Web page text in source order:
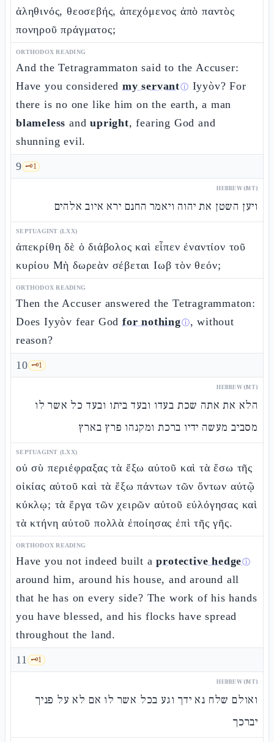
ἀληθινός, θεοσεβής, ἀπεχόμενος ἀπὸ παντὸς
πονηροῦ πράγματος;
ORTHODOX READING
And the Tetragrammaton said to the Accuser:
Have you consideredmy servantⓘ Iyyòv? For
there is no one like him on the earth, a man
blameless andupright, fearing God and
shunning evil.
9 🗝️1
HEBREW (MT)
ויען השטן את יהוה ויאמר החנם ירא איוב אלהים
SEPTUAGINT (LXX)
ἀπεκρίθη δὲ ὁ διάβολος καὶ εἶπεν ἐναντίον τοῦ
κυρίου Μὴ δωρεὰν σέβεται Ιωβ τὸν θεόν;
ORTHODOX READING
Then the Accuser answered the Tetragrammaton:
Does Iyyòv fear Godfor nothingⓘ, without
reason?
10 🗝️1
HEBREW (MT)
הלא את אתה שכת בעדו ובעד ביתו ובעד כל אשר לו
מסביב מעשה ידיו ברכת ומקנהו פרץ בארץ
SEPTUAGINT (LXX)
οὐ σὺ περιέφραξας τὰ ἔξω αὐτοῦ καὶ τὰ ἔσω τῆς
οἰκίας αὐτοῦ καὶ τὰ ἔξω πάντων τῶν ὄντων αὐτῷ
κύκλῳ; τὰ ἔργα τῶν χειρῶν αὐτοῦ εὐλόγησας καὶ
τὰ κτήνη αὐτοῦ πολλὰ ἐποίησας ἐπὶ τῆς γῆς.
ORTHODOX READING
Have you not indeed built aprotective hedgeⓘ
around him, around his house, and around all
that he has on every side? The work of his hands
you have blessed, and his flocks have spread
throughout the land.
11 🗝️1
HEBREW (MT)
ואולם שלח נא ידך וגע בכל אשר לו אם לא על פניך
יברכך